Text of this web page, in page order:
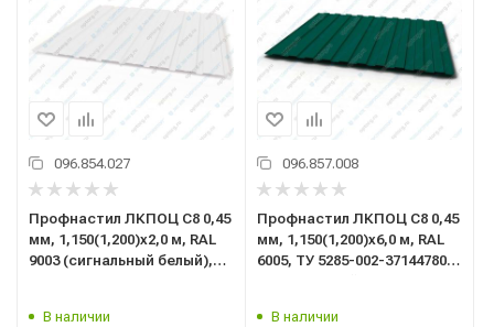
096.854.027
Профнастил ЛКПОЦ C8 0,45
мм, 1,150(1,200)x2,0 м, RAL
9003 (сигнальный белый),
В наличии
096.857.008
Профнастил ЛКПОЦ C8 0,45
мм, 1,150(1,200)x6,0 м, RAL
6005, ТУ 5285-002-37144780-
В наличии